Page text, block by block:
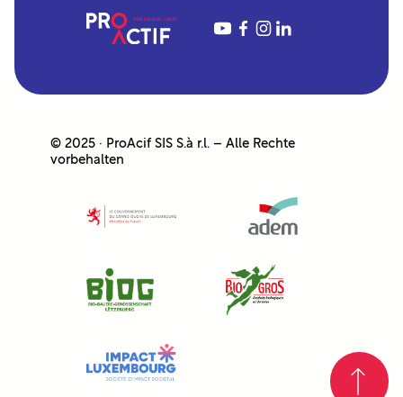
YouTube
https://
https://
https://www.linkedin.com/company/proactif-sis-s%C3%A0rl/
© 2025 · ProAcif SIS S.à r.l. – Alle Rechte
vorbehalten